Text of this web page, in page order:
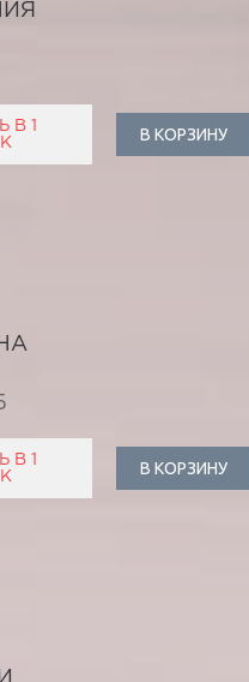
В 1
В КОРЗИНУ
В 1
В КОРЗИНУ